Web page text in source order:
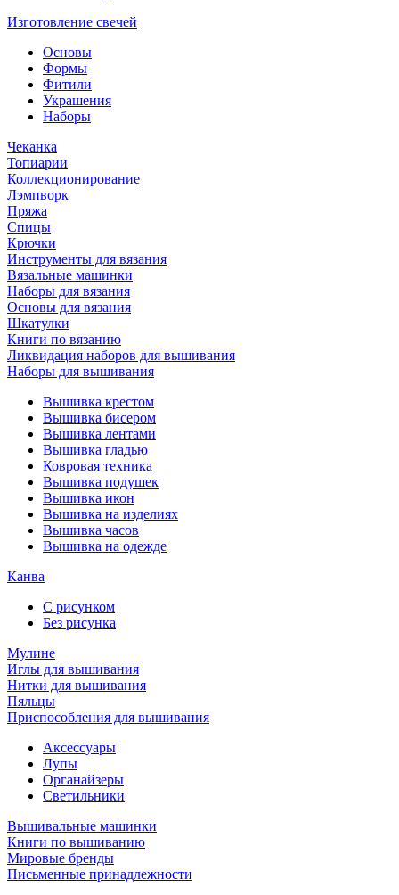
Изготовление свечей
Основы
Формы
Фитили
Украшения
Наборы
Чеканка
Топиарии
Коллекционирование
Лэмпворк
Пряжа
Спицы
Крючки
Инструменты для вязания
Вязальные машинки
Наборы для вязания
Основы для вязания
Шкатулки
Книги по вязанию
Ликвидация наборов для вышивания
Наборы для вышивания
Вышивка крестом
Вышивка бисером
Вышивка лентами
Вышивка гладью
Ковровая техника
Вышивка подушек
Вышивка икон
Вышивка на изделиях
Вышивка часов
Вышивка на одежде
Канва
С рисунком
Без рисунка
Мулине
Иглы для вышивания
Нитки для вышивания
Пяльцы
Приспособления для вышивания
Аксессуары
Лупы
Органайзеры
Светильники
Вышивальные машинки
Книги по вышиванию
Мировые бренды
Письменные принадлежности